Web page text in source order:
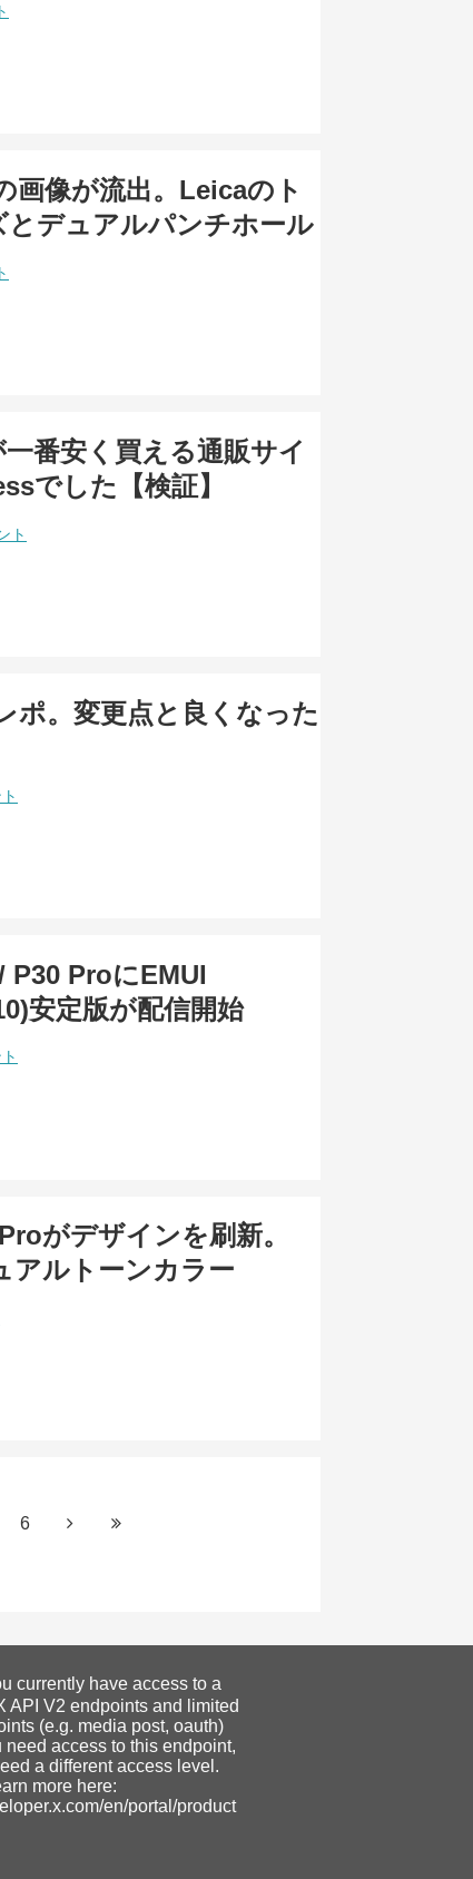
画像が流出。Leicaのト
とデュアルパンチホール
番安く買える通販サイ
でした【検証】
ト
ポ。変更点と良くなった
P30 ProにEMUI
安定版が配信開始
がデザインを刷新。
アルトーンカラー
6
currently have access to a
API V2 endpoints and limited
(e.g. media post, oauth)
need access to this endpoint,
a different access level.
more here:
en/portal/product